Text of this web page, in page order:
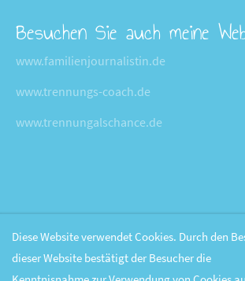
Besuchen Sie auch meine
www.familienjournalistin.de
www.trennungs-coach.de
www.trennungalschance.de
Diese Website verwendet Cookies. Durch den
dieser Website bestätigt der Besucher die